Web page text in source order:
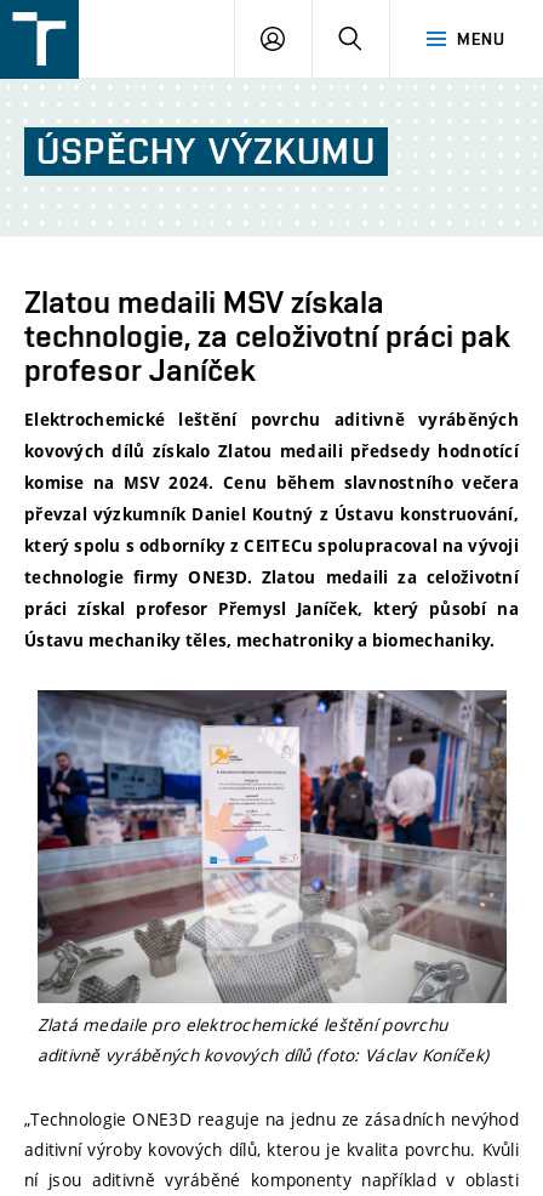
v
Brně
MENU
PŘIHLÁŠENÍ
ÚSPĚCHY VÝZKUMU
Zlatou medaili MSV získala
technologie, za celoživotní práci pak
profesor Janíček
Elektrochemické leštění povrchu aditivně vyráběných
kovových dílů získalo Zlatou medaili předsedy hodnotící
komise na MSV 2024. Cenu během slavnostního večera
převzal výzkumník Daniel Koutný z Ústavu konstruování,
který spolu s odborníky z CEITECu spolupracoval na vývoji
technologie firmy ONE3D. Zlatou medaili za celoživotní
práci získal profesor Přemysl Janíček, který působí na
Ústavu mechaniky těles, mechatroniky a biomechaniky.
Zlatá medaile pro elektrochemické leštění povrchu
aditivně vyráběných kovových dílů (foto: Václav Koníček)
„Technologie ONE3D reaguje na jednu ze zásadních nevýhod
aditivní výroby kovových dílů, kterou je kvalita povrchu. Kvůli
ní jsou aditivně vyráběné komponenty například v oblasti